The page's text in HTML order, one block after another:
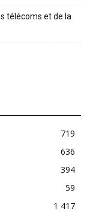
télécoms et de la
719
636
394
59
1 417